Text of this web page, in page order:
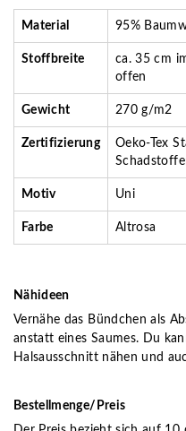
Material 95%
Stoffbreite
ca. 35 cm
offen
Gewicht 270 g/m2
Zertifizierung
Oeko-Tex
Motiv Uni
Farbe Altrosa
Nähideen
Vernähe das Bündchen als
anstatt eines Saumes. Du
Halsausschnitt nähen und
Bestellmenge/Preis